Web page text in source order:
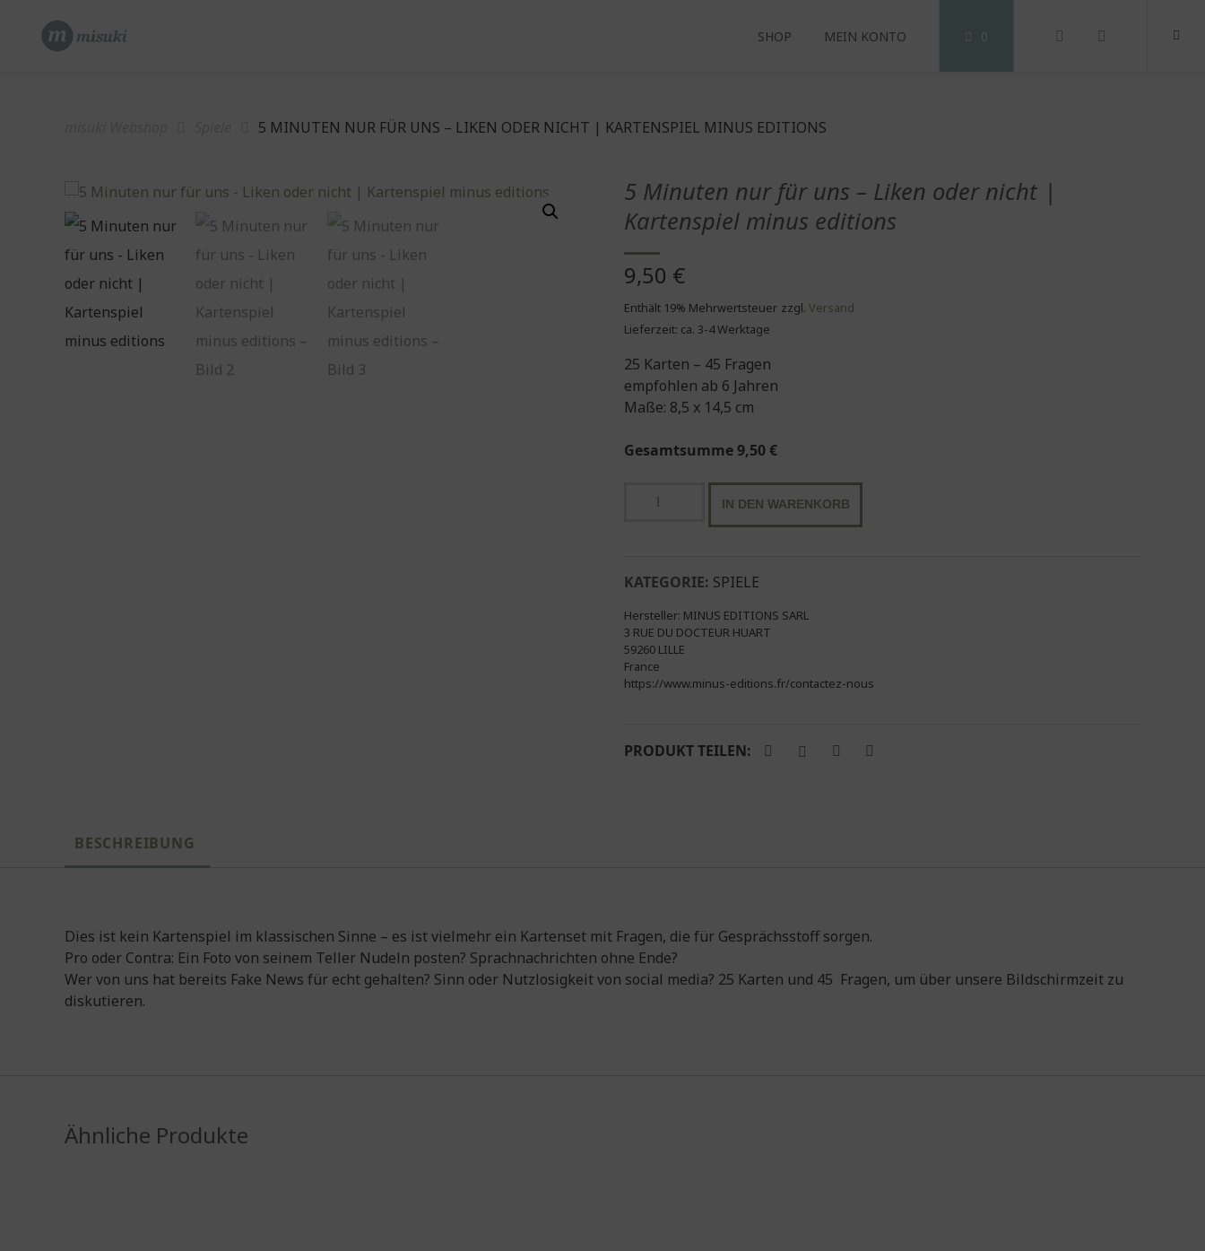
SHOP MEIN KONTO 0
5 MINUTEN NUR FÜR UNS – LIKEN ODER NICHT | KARTENSPIEL MINUS EDITIONS
5 Minuten nur für uns – Liken oder nicht |
Kartenspiel minus editions
9,50 €
Enthält 19% Mehrwertsteuer zzgl. Versand
Lieferzeit: ca. 3-4 Werktage
25 Karten – 45 Fragen
empfohlen ab 6 Jahren
Maße: 8,5 x 14,5 cm
Gesamtsumme9,50€
uns
Liken
oder
nicht
|
editions
IN DEN WARENKORB
KATEGORIE: SPIELE
Hersteller: MINUS EDITIONS SARL
3 RUE DU DOCTEUR HUART
59260 LILLE
France
https://www.minus-editions.fr/contactez-nous
PRODUKT TEILEN:
BESCHREIBUNG
Dies ist kein Kartenspiel im klassischen Sinne – es ist vielmehr ein Kartenset mit Fragen, die für Gesprächsstoff sorgen.
Pro oder Contra: Ein Foto von seinem Teller Nudeln posten? Sprachnachrichten ohne Ende?
Wer von uns hat bereits Fake News für echt gehalten? Sinn oder Nutzlosigkeit von social media? 25 Karten und 45 Fragen, um über unsere Bildschirmzeit zu
diskutieren.
Ähnliche Produkte